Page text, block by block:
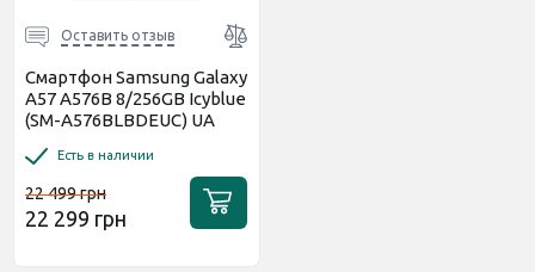
45438
Оставить отзыв
Смартфон Samsung Galaxy
A57 A576B 8/256GB Icyblue
(SM-A576BLBDEUC) UA
Есть в наличии
22 499 грн
22 299 грн